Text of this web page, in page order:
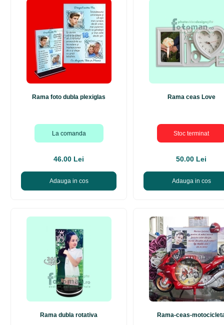
Rama foto dubla plexiglas
La comanda
46.00 Lei
Adauga in cos
Rama ceas Love
Stoc terminat
50.00 Lei
Adauga in cos
Rama dubla rotativa Rama-ceas-